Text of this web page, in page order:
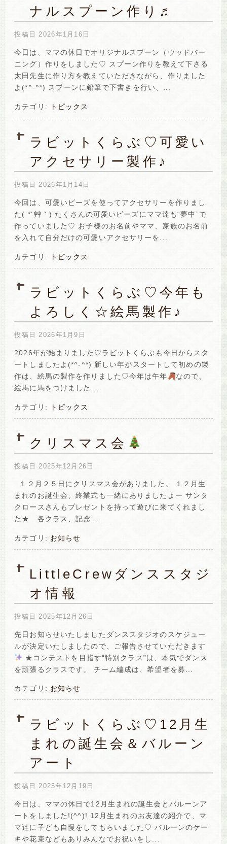
ナルスプーン作り♬
投稿日2026年1月16日
今日は、ママの休日でオリジナルスプーン（ウッドバー
ニング）作りをしました♡ スプーン作りを教えて下さる
太田先生に作り方を教えていただきながら、作りました
よ(*^-^*) スプーンに鉛筆で下書きを行い、...
カテゴリ: トピックス
ラビットくらぶ♡可愛い
アクセサリー製作♪
投稿日2026年1月14日
今回は、可愛いビーズを使ってアクセサリーを作りまし
た( *´艸｀) たくさんの可愛いビーズにママ達も“夢中”で
作っていました♡ お子様のお名前やママ、家族のお名前
を入れて自分だけの可愛いアクセサリーを...
カテゴリ: トピックス
ラビットくらぶ♡今年も
よろしく☆絵馬製作♪
投稿日2026年1月9日
2026年が始まりました♡ラビットくらぶも今日からスタ
ートしましたよ(*^-^*) 新しい年がスタートして初めの製
作は、絵馬の製作を作りました♡今年は午年
なので、
絵馬に馬をつけました...
カテゴリ: トピックス
クリスマス会
投稿日 2025年12月26日
１２月２５日にクリスマス会がありました。 １２月生
まれのお誕生会、終業式も一緒にありましたよー サンタ
クロースさんもプレゼントを持って遊びに来てくれまし
た★ 各クラス、記念...
カテゴリ: お知らせ
LittleCrewダンススタジ
オ情報
投稿日 2025年12月26日
先日お知らせいたしましたダンススタジオのスケジュー
ルが決定いたしましたので、ご報告させていただきます
★コンテストを目指す“特別クラス”は、本気でダンス
を頑張るクラスです。 チーム編成は、希望者を募...
カテゴリ: お知らせ
ラビットくらぶ♡12月生
まれの誕生会＆バルーン
アート
投稿日 2025年12月19日
今日は、ママの休日で12月生まれの誕生会とバルーンア
ートをしました!(^^)! 12月生まれのお友達の紹介で、マ
マ達に子ども自慢をしてもらいました♡ バルーンのケー
キや花束などもありみんなでお祝いをし...